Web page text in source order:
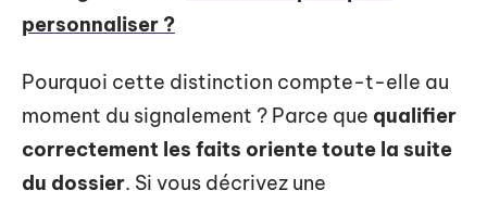
personnaliser ?
Pourquoi cette distinction compte-t-elle au
moment du signalement ? Parce que qualifier
correctement les faits oriente toute la suite
du dossier. Si vous décrivez une